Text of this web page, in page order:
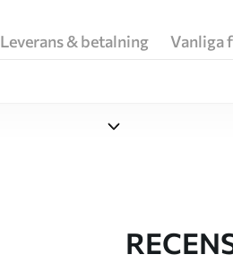
Leverans & betalning Vanliga